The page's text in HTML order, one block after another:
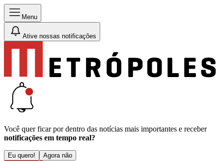
Menu
Ative nossas notificações
Você quer ficar por dentro das notícias mais importantes e receber
notificações em tempo real?
Eu quero! Agora não